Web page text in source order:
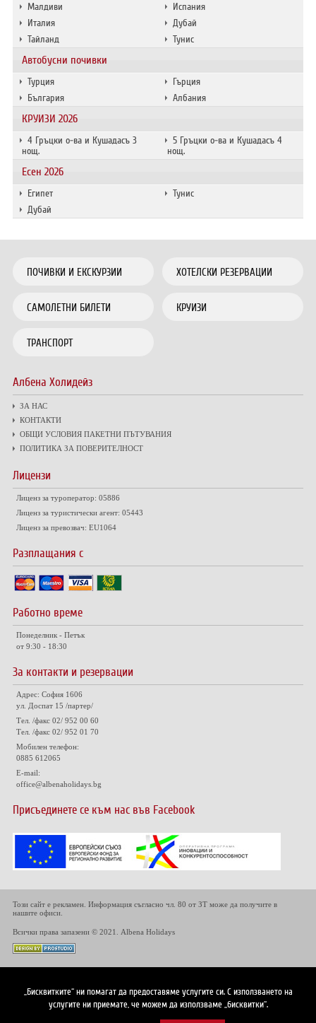
Малдиви
Испания
Италия
Дубай
Тайланд
Тунис
Автобусни почивки
Турция
Гърция
България
Албания
КРУИЗИ 2026
4 Гръцки о-ва и Кушадасъ 3
нощ.
5 Гръцки о-ва и Кушадасъ 4
нощ.
Есен 2026
Египет
Тунис
Дубай
ПОЧИВКИ И ЕКСКУРЗИИ ХОТЕЛСКИ РЕЗЕРВАЦИИ
САМОЛЕТНИ БИЛЕТИ КРУИЗИ
ТРАНСПОРТ
Албена Холидейз
ЗА НАС
КОНТАКТИ
ОБЩИ УСЛОВИЯ ПАКЕТНИ ПЪТУВАНИЯ
ПОЛИТИКА ЗА ПОВЕРИТЕЛНОСТ
Лицензи
Лиценз за туроператор: 05886
Лиценз за туристически агент: 05443
Лиценз за превозвач: EU1064
Разплащания с
Работно време
Понеделник - Петък
от 9:30 - 18:30
За контакти и резервации
Адрес: София 1606
ул. Доспат 15 /партер/
Тел. /факс 02/ 952 00 60
Тел. /факс 02/ 952 01 70
Мобилен телефон:
0885 612065
E-mail:
office@albenaholidays.bg
Присъединете се към нас във Facebook
Този сайт е рекламен. Информация съгласно чл. 80 от ЗТ може да получите в
нашите офиси.
Всички права запазени © 2021. Albena Holidays
„Бисквитките“ ни помагат да предоставяме услугите си. С използването на
услугите ни приемате, че можем да използваме „бисквитки“.